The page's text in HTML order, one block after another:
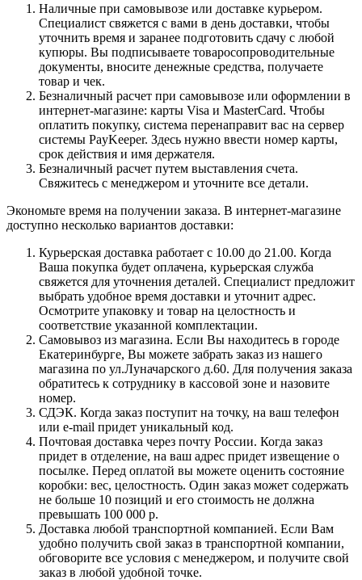
Наличные при самовывозе или доставке курьером.
Специалист свяжется с вами в день доставки, чтобы
уточнить время и заранее подготовить сдачу с любой
купюры. Вы подписываете товаросопроводительные
документы, вносите денежные средства, получаете
товар и чек.
Безналичный расчет при самовывозе или оформлении в
интернет-магазине: карты Visa и MasterCard. Чтобы
оплатить покупку, система перенаправит вас на сервер
системы PayKeeper. Здесь нужно ввести номер карты,
срок действия и имя держателя.
Безналичный расчет путем выставления счета.
Свяжитесь с менеджером и уточните все детали.
Экономьте время на получении заказа. В интернет-магазине
доступно несколько вариантов доставки:
Курьерская доставка работает с 10.00 до 21.00. Когда
Ваша покупка будет оплачена, курьерская служба
свяжется для уточнения деталей. Специалист предложит
выбрать удобное время доставки и уточнит адрес.
Осмотрите упаковку и товар на целостность и
соответствие указанной комплектации.
Самовывоз из магазина. Если Вы находитесь в городе
Екатеринбурге, Вы можете забрать заказ из нашего
магазина по ул.Луначарского д.60. Для получения заказа
обратитесь к сотруднику в кассовой зоне и назовите
номер.
СДЭК. Когда заказ поступит на точку, на ваш телефон
или e-mail придет уникальный код.
Почтовая доставка через почту России. Когда заказ
придет в отделение, на ваш адрес придет извещение о
посылке. Перед оплатой вы можете оценить состояние
коробки: вес, целостность. Один заказ может содержать
не больше 10 позиций и его стоимость не должна
превышать 100 000 р.
Доставка любой транспортной компанией. Если Вам
удобно получить свой заказ в транспортной компании,
обговорите все условия с менеджером, и получите свой
заказ в любой удобной точке.